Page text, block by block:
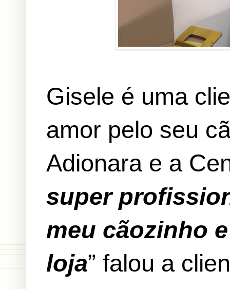
Gisele é uma
amor pelo seu
Adionara e a
super
meu cãozinho
loja” falou a